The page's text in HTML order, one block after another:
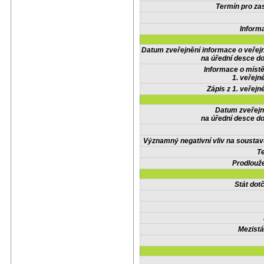
Termín pro
Datum zveřejnění informace o
na úřední desce
Informace o
1.
Zápis z 1.
Datum
na úřední desce
Významný negativní vliv na
Stát